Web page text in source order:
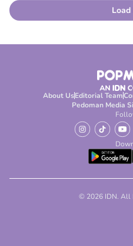
Load
About UsEditorial Team
Pedoman Media
© 2026 IDN. All